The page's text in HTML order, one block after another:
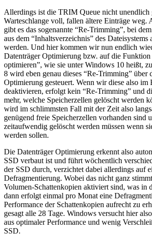
Allerdings ist die TRIM Queue nicht unendlich
Warteschlange voll, fallen ältere Einträge weg.
gibt es das sogenannte “Re-Trimming”, bei
aus dem “Inhaltsverzeichnis” des Dateisystems
werden. Und hier kommen wir nun endlich
Datenträger Optimierung bzw. auf die
optimieren”, wie sie unter Windows 10 heißt,
8 wird eben genau dieses “Re-Trimming” über
Optimierung gesteuert. Wenn wir diese also im
deaktivieren, erfolgt kein “Re-Trimming” und
mehr, welche Speicherzellen gelöscht werden
wird im schlimmsten Fall mit der Zeit also
genügend freie Speicherzellen vorhanden sind
zeitaufwendig gelöscht werden müssen wenn
werden sollen.
Die Datenträger Optimierung erkennt also
SSD verbaut ist und führt wöchentlich
der SSD durch, verzichtet dabei allerdings auf
Defragmentierung. Wobei das nicht ganz
Volumen-Schattenkopien aktiviert sind, was in
dann erfolgt einmal pro Monat eine
Performance der Schattenkopien aufrecht zu
gesagt alle 28 Tage. Windows versucht hier
aus optimaler Performance und wenig
SSD.